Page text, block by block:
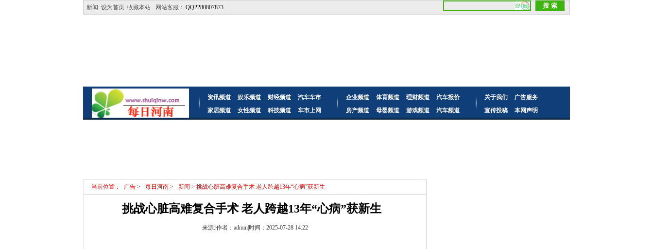
新闻 设为首页 收藏本站 网站客服： QQ2280807873
资讯频道 娱乐频道 财经频道
汽车车市
家居频道
女性频道 科技频道 车市上网
企业频道 体育频道 理财频道
汽车报价
房产频道
母婴频道 游戏频道 汽车频道
关于我们
广告服务
宣传投稿
本网声明
当前位置： 广告 > 每日河南 > 新闻 > 挑战心脏高难复合手术 老人跨越13年“心病”获新生
挑战心脏高难复合手术 老人跨越13年“心病”获新生
来源:|作者：admin|时间：2025-07-28 14:22